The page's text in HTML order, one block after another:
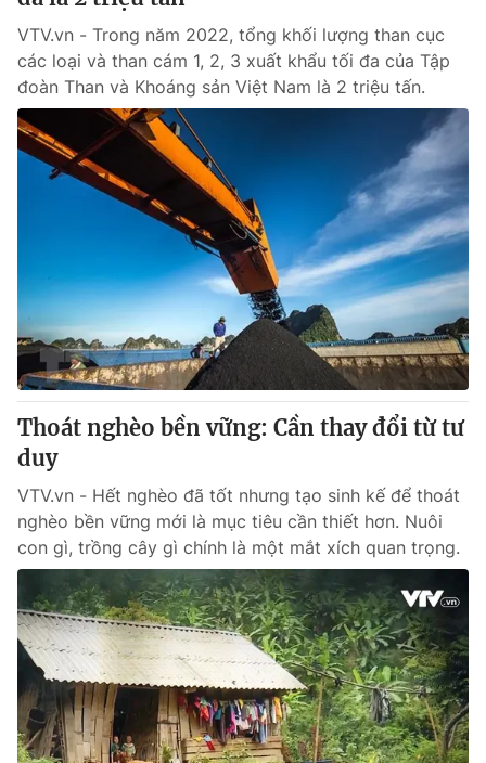
VTV.vn - Trong năm 2022, tổng khối lượng than cục
các loại và than cám 1, 2, 3 xuất khẩu tối đa của Tập
đoàn Than và Khoáng sản Việt Nam là 2 triệu tấn.
Thoát nghèo bền vững: Cần thay đổi từ tư
duy
VTV.vn - Hết nghèo đã tốt nhưng tạo sinh kế để thoát
nghèo bền vững mới là mục tiêu cần thiết hơn. Nuôi
con gì, trồng cây gì chính là một mắt xích quan trọng.